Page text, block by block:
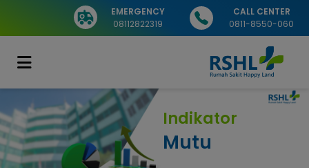
EMERGENCY
08112822319
CALL CENTER
0811-8550-060
Indikator
Mutu